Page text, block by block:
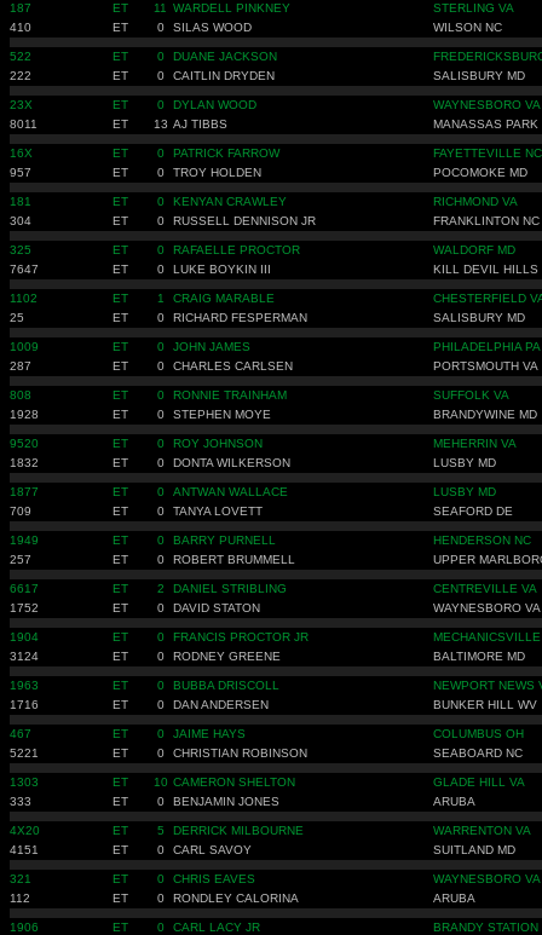
187 ET 11 WARDELL PINKNEY
STERLING VA
410
ET 0 SILAS WOOD WILSON NC
522 ET 0 DUANE JACKSON
222
ET 0 CAITLIN DRYDEN SALISBURY MD
23X ET 0 DYLAN WOOD
WAYNESBORO VA
8011
ET 13 AJ TIBBS MANASSAS PARK
16X ET 0 PATRICK FARROW
FAYETTEVILLE NC
957
ET 0 TROY HOLDEN POCOMOKE MD
181 ET 0 KENYAN CRAWLEY
RICHMOND VA
304
ET 0 RUSSELL DENNISON JR FRANKLINTON NC
325 ET 0 RAFAELLE PROCTOR
WALDORF MD
7647
ET 0 LUKE BOYKIN III KILL DEVIL HILLS
1102 ET 1 CRAIG MARABLE
CHESTERFIELD
25
ET 0 RICHARD FESPERMAN SALISBURY MD
1009 ET 0 JOHN JAMES
PHILADELPHIA PA
287
ET 0 CHARLES CARLSEN PORTSMOUTH VA
808 ET 0 RONNIE TRAINHAM
SUFFOLK VA
1928
ET 0 STEPHEN MOYE BRANDYWINE MD
9520 ET 0 ROY JOHNSON
MEHERRIN VA
1832
ET 0 DONTA WILKERSON LUSBY MD
1877 ET 0 ANTWAN WALLACE
LUSBY MD
709
ET 0 TANYA LOVETT SEAFORD DE
1949 ET 0 BARRY PURNELL
HENDERSON NC
257
ET 0 ROBERT BRUMMELL UPPER
6617 ET 2 DANIEL STRIBLING
CENTREVILLE VA
1752
ET 0 DAVID STATON WAYNESBORO VA
1904 ET 0 FRANCIS PROCTOR JR
3124
ET 0 RODNEY GREENE BALTIMORE MD
1963 ET 0 BUBBA DRISCOLL
NEWPORT NEWS
1716
ET 0 DAN ANDERSEN BUNKER HILL WV
467 ET 0 JAIME HAYS
COLUMBUS OH
5221
ET 0 CHRISTIAN ROBINSON SEABOARD NC
1303 ET 10 CAMERON SHELTON
GLADE HILL VA
333
ET 0 BENJAMIN JONES ARUBA
4X20 ET 5 DERRICK MILBOURNE
WARRENTON VA
4151
ET 0 CARL SAVOY SUITLAND MD
321 ET 0 CHRIS EAVES
WAYNESBORO VA
112
ET 0 RONDLEY CALORINA ARUBA
1906 ET 0 CARL LACY JR
BRANDY STATION